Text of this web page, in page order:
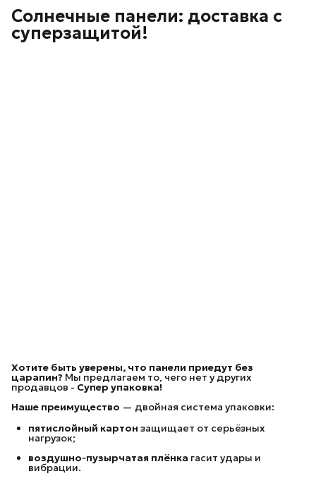
Солнечные панели: доставка с
суперзащитой!
Хотите быть уверены, что панели приедут без
царапин? Мы предлагаем то, чего нет у других
продавцов - Супер упаковка!
Наше преимущество — двойная система упаковки:
пятислойный картон защищает от серьёзных
нагрузок;
воздушно‑пузырчатая плёнка гасит удары и
вибрации.